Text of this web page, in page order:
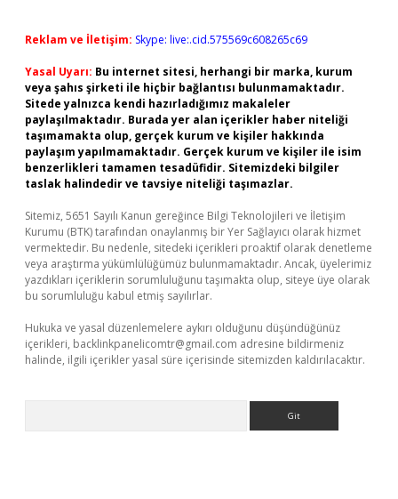
Reklam ve İletişim: Skype: live:.cid.575569c608265c69
Yasal Uyarı: Bu internet sitesi, herhangi bir marka, kurum
veya şahıs şirketi ile hiçbir bağlantısı bulunmamaktadır.
Sitede yalnızca kendi hazırladığımız makaleler
paylaşılmaktadır. Burada yer alan içerikler haber niteliği
taşımamakta olup, gerçek kurum ve kişiler hakkında
paylaşım yapılmamaktadır. Gerçek kurum ve kişiler ile isim
benzerlikleri tamamen tesadüfidir. Sitemizdeki bilgiler
taslak halindedir ve tavsiye niteliği taşımazlar.
Sitemiz, 5651 Sayılı Kanun gereğince Bilgi Teknolojileri ve İletişim
Kurumu (BTK) tarafından onaylanmış bir Yer Sağlayıcı olarak hizmet
vermektedir. Bu nedenle, sitedeki içerikleri proaktif olarak denetleme
veya araştırma yükümlülüğümüz bulunmamaktadır. Ancak, üyelerimiz
yazdıkları içeriklerin sorumluluğunu taşımakta olup, siteye üye olarak
bu sorumluluğu kabul etmiş sayılırlar.
Hukuka ve yasal düzenlemelere aykırı olduğunu düşündüğünüz
içerikleri, backlinkpanelicomtr@gmail.com adresine bildirmeniz
halinde, ilgili içerikler yasal süre içerisinde sitemizden kaldırılacaktır.